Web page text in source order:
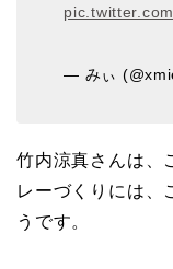
— みぃ
竹内涼真さんは、
レーづくりには、
うです。